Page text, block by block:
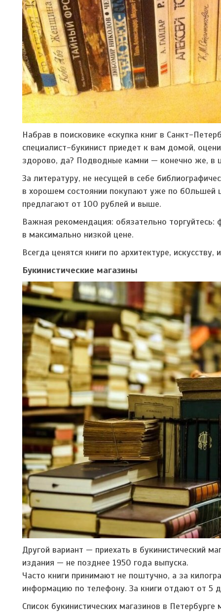
Набрав в поисковике «скупка книг в Санкт-
специалист-букинист приедет к вам домой,
здорово, да? Подводные камни — конечно же, в
За литературу, не несущей в себе
в хорошем состоянии покупают уже по бОльшей
предлагают от 100 рублей и выше.
Важная рекомендация: обязательно торгуйтесь:
в максимально низкой цене.
Всегда ценятся книги по архитектуре,
Букинистические магазины
Другой вариант — приехать в букинистический
издания — не позднее 1950 года выпуска.
Часто книги принимают не поштучно, а за
информацию по телефону. За книги отдают от 5
Список букинистических магазинов в